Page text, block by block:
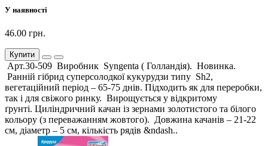
У наявності
46.00 грн.
Купити
Арт.30-509 Виробник Syngenta ( Голландія). Новинка.
Ранній гібрид суперсолодкої кукурудзи типу Sh2,
вегетаційний період – 65-75 днів. Підходить як для переробки,
так і для свіжого ринку. Вирощується у відкритому
ґрунті. Циліндричний качан із зернами золотистого та білого
кольору (з переважанням жовтого). Довжина качанів – 21-22
см, діаметр – 5 см, кількість рядів &ndash..